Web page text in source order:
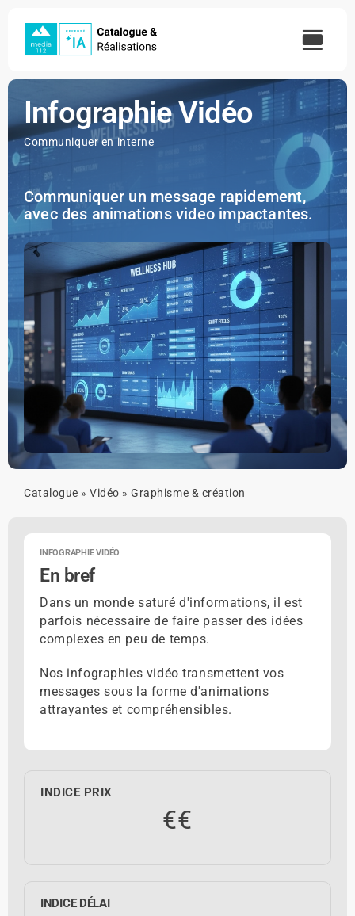
content
Infographie Vidéo
Communiquer en interne
Communiquer un message rapidement,
avec des animations video impactantes.
Catalogue »Vidéo »Graphisme & création
INFOGRAPHIE VIDÉO
En bref
Dans un monde saturé d'informations, il est
parfois nécessaire de faire passer des idées
complexes en peu de temps.
Nos infographies vidéo transmettent vos
messages sous la forme d'animations
attrayantes et compréhensibles.
INDICE PRIX
€€
INDICE DÉLAI